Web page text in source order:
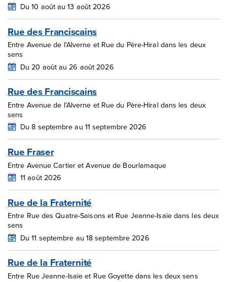
Du 10 août au 13 août 2026
Rue des Franciscains
Entre Avenue de l'Alverne et Rue du Père-Hiral dans les deux
sens
Du 20 août au 26 août 2026
Rue des Franciscains
Entre Avenue de l'Alverne et Rue du Père-Hiral dans les deux
sens
Du 8 septembre au 11 septembre 2026
Rue Fraser
Entre Avenue Cartier et Avenue de Bourlamaque
11 août 2026
Rue de la Fraternité
Entre Rue des Quatre-Saisons et Rue Jeanne-Isaïe dans les deux
sens
Du 11 septembre au 18 septembre 2026
Rue de la Fraternité
Entre Rue Jeanne-Isaïe et Rue Goyette dans les deux sens